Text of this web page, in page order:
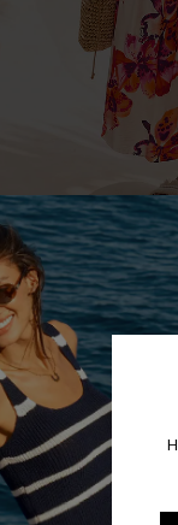
Bloom maxi-
€
OOK